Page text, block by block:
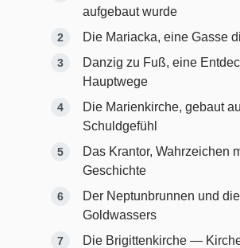
aufgebaut wurde
Die Mariacka, eine Gasse
Danzig zu Fuß, eine
Hauptwege
Die Marienkirche, gebaut
Schuldgefühl
Das Krantor, Wahrzeichen
Geschichte
Der Neptunbrunnen und
Goldwassers
Die Brigittenkirche —